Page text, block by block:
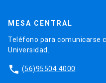
MESA CENTRAL
Teléfono para comunicarse
Universidad.
phone (56)95504 4000